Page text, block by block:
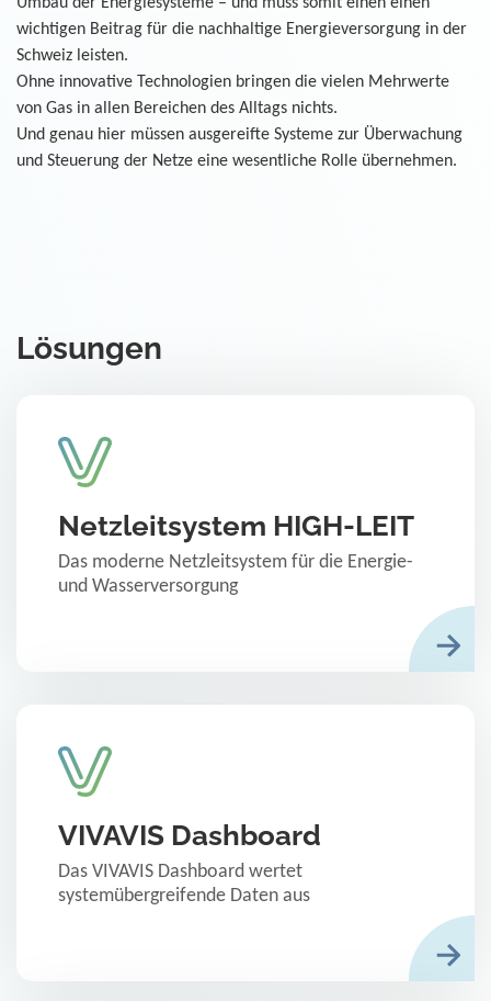
wichtigen Beitrag für die nachhaltige Energieversorgung in der
Schweiz leisten.
Ohne innovative Technologien bringen die vielen Mehrwerte
von Gas in allen Bereichen des Alltags nichts.
Und genau hier müssen ausgereifte Systeme zur Überwachung
und Steuerung der Netze eine wesentliche Rolle übernehmen.
Lösungen
Netzleitsystem HIGH-LEIT
Das moderne Netzleitsystem für die Energie-
und Wasserversorgung
VIVAVIS Dashboard
Das VIVAVIS Dashboard wertet
systemübergreifende Daten aus